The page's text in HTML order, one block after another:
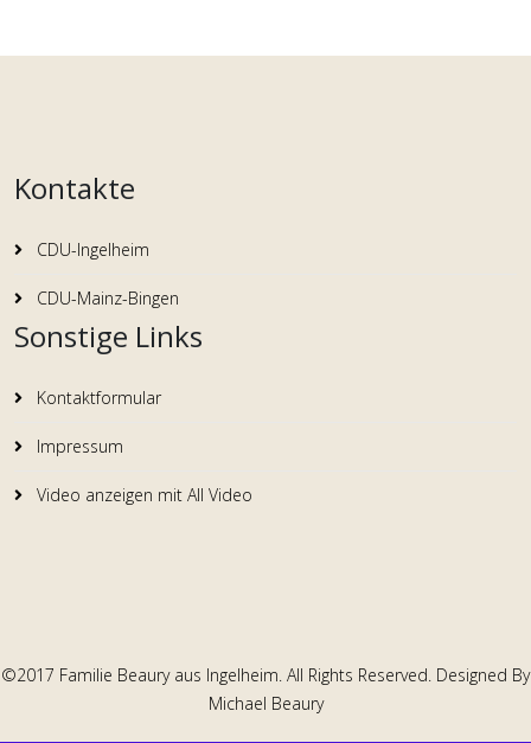
Kontakte
CDU-Ingelheim
CDU-Mainz-Bingen
Sonstige Links
Kontaktformular
Impressum
Video anzeigen mit All Video
©2017 Familie Beaury aus Ingelheim. All Rights Reserved. Designed By
Michael Beaury